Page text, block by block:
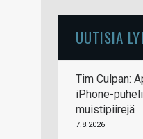
UUTISIA
Tim Culpan:
iPhone-
muistipiirejä
7.8.2026